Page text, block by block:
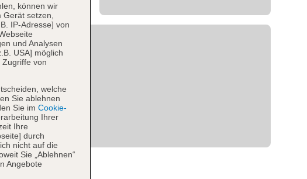
können wir
setzen,
IP-Adresse] von
und Analysen
USA] möglich
von
welche
Sie ablehnen
Sie im Cookie-
Ihrer
Ihre
durch
nicht auf die
Sie „Ablehnen“
Angebote